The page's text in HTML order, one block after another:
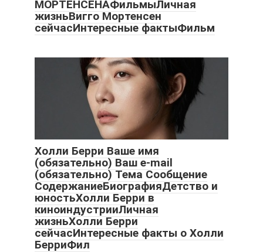
МОРТЕНСЕНАФильмыЛичная
жизньВигго Мортенсен
сейчасИнтересныe фактыФильм
Холли Берри Ваше имя
(обязательно) Ваш e-mail
(обязательно) Тема Сообщение
СодержаниеБиографияДетство и
юностьХолли Берри в
киноиндустрииЛичная
жизньХолли Берри
сейчасИнтересные факты о Холли
БерриФил